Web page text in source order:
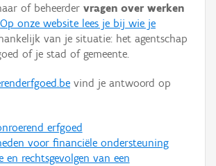
of beheerder vragen over werken
Op onze website lees je bij wie je
van je situatie: het agentschap
of je stad of gemeente.
vind je antwoord op
erfgoed
voor financiële ondersteuning
en rechtsgevolgen van een